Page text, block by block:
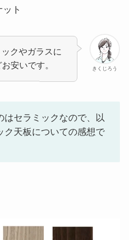
ト
きくじろう
クやガラスに
安いです。
はセラミックなので、以
ク天板についての感想で